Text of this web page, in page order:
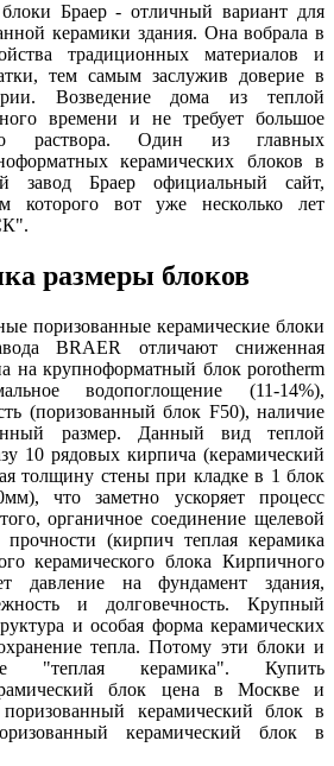
Браер - отличный вариант для
керамики здания. Она вобрала в
традиционных материалов и
тем самым заслужив доверие в
Возведение дома из теплой
времени и не требует большое
раствора. Один из главных
керамических блоков в
завод Браер официальный сайт,
которого вот уже несколько лет
размеры блоков
поризованные керамические блоки
BRAER отличают сниженная
на крупноформатный блок porotherm
водопоглощение (11-14%),
(поризованный блок F50), наличие
размер. Данный вид теплой
10 рядовых кирпича (керамический
толщину стены при кладке в 1 блок
что заметно ускоряет процесс
органичное соединение щелевой
(кирпич теплая керамика
керамического блока Кирпичного
давление на фундамент здания,
и долговечность. Крупный
и особая форма керамических
тепла. Потому эти блоки и
"теплая керамика". Купить
блок цена в Москве и
керамический блок в
керамический блок в